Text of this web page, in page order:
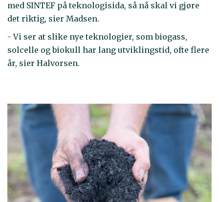
med SINTEF på teknologisida, så nå skal vi gjøre
det riktig, sier Madsen.
- Vi ser at slike nye teknologier, som biogass,
solcelle og biokull har lang utviklingstid, ofte flere
år, sier Halvorsen.